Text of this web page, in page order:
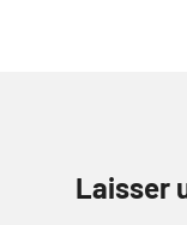
Laisser